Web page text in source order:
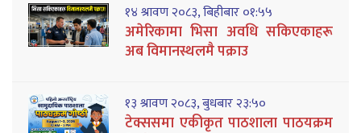
१४ श्रावण २०८३, बिहीबार ०१:५५
अमेरिकामा भिसा अवधि सकिएकाहरू
अब विमानस्थलमै पक्राउ
१३ श्रावण २०८३, बुधबार २३:५०
टेक्ससमा एकीकृत पाठशाला पाठयक्रम